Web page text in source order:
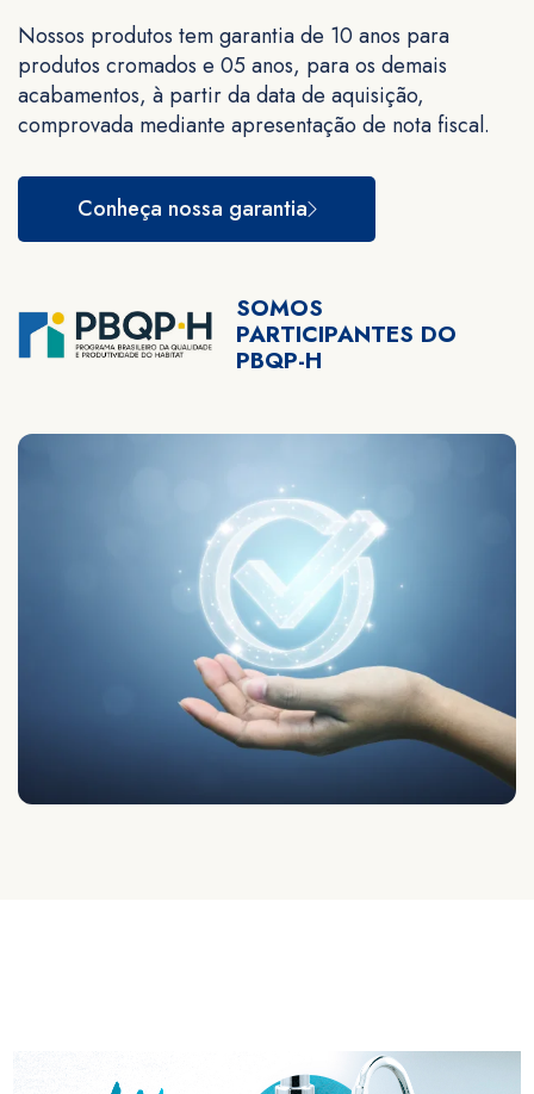
Nossos produtos tem garantia de 10 anos para
produtos cromados e 05 anos, para os demais
acabamentos, à partir da data de aquisição,
comprovada mediante apresentação de nota fiscal.
Conheça nossa garantia
SOMOS
PARTICIPANTES DO
PBQP-H